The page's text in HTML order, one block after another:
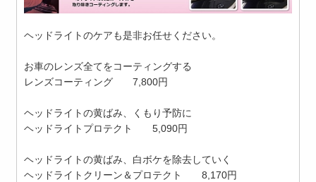
ヘッドライトのケアも是非お任せください。
お車のレンズ全てをコーティングする
レンズコーティング 7,800円
ヘッドライトの黄ばみ、くもり予防に
ヘッドライトプロテクト 5,090円
ヘッドライトの黄ばみ、白ボケを除去していく
ヘッドライトクリーン＆プロテクト 8,170円